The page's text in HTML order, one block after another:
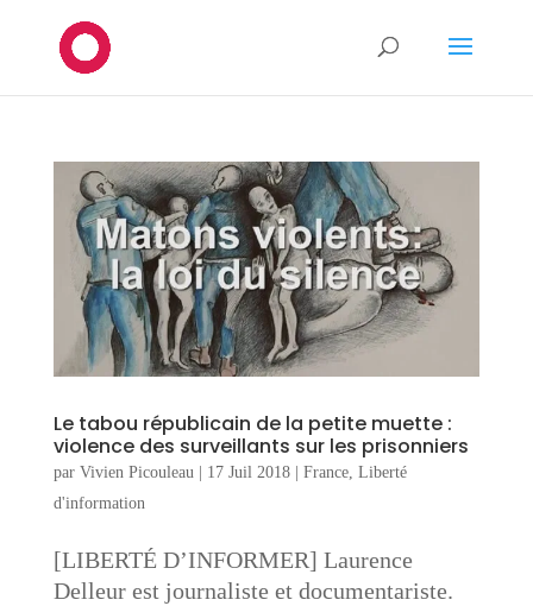
Le tabou républicain de la petite muette :
violence des surveillants sur les prisonniers
par Vivien Picouleau 17 Juil 2018| France, Liberté
d'information
[LIBERTÉ D’INFORMER] Laurence
Delleur est journaliste et documentariste.